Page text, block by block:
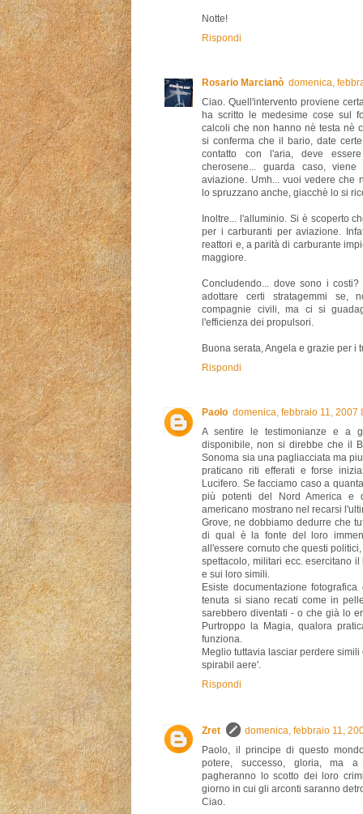
Notte!
Rispondi
Rosario Marcianò domenica,
Ciao. Quell'intervento proviene
ha scritto le medesime cose sul
calcoli che non hanno nè testa nè
si conferma che il bario, date
contatto con l'aria, deve
cherosene... guarda caso,
aviazione. Umh... vuoi vedere che
lo spruzzano anche, giacchè lo si
Inoltre... l'alluminio. Si è scoperto
per i carburanti per aviazione.
reattori e, a parità di carburante
maggiore.
Concludendo... dove sono i
adottare certi stratagemmi se,
compagnie civili, ma ci si
l'efficienza dei propulsori.
Buona serata, Angela e grazie per i
Rispondi
Paolo domenica, febbraio 11, 2007
A sentire le testimonianze e a
disponibile, non si direbbe che il
Sonoma sia una pagliacciata ma
praticano riti efferati e forse
Lucifero. Se facciamo caso a
più potenti del Nord America e
americano mostrano nel recarsi
Grove, ne dobbiamo dedurre che
di qual è la fonte del loro
all'essere cornuto che questi
spettacolo, militari ecc. esercitano
e sui loro simili.
Esiste documentazione
tenuta si siano recati come in
sarebbero diventati - o che già lo
Purtroppo la Magia, qualora
funziona.
Meglio tuttavia lasciar perdere
spirabil aere'.
Rispondi
Zret
domenica, febbraio 11,
Paolo, il principe di questo
potere, successo, gloria, ma
pagheranno lo scotto dei loro
giorno in cui gli arconti saranno
Ciao.